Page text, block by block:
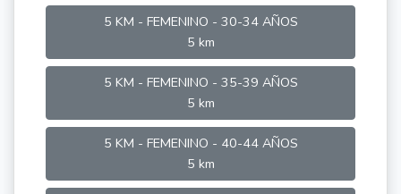
5 KM - FEMENINO - 30-34 AÑOS
5 km
5 KM - FEMENINO - 35-39 AÑOS
5 km
5 KM - FEMENINO - 40-44 AÑOS
5 km